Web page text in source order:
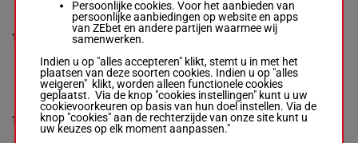
16
TAKENASRED
Slevin J.J.-S R B
(24) 4p (23) 6p 8p
75.5
(24) 4p
17
WELLUKNOW
King Dan.-M A Molloy
R/7 -75.5 kg
R/7 75.5
kg
6h
Persoonlijke cookies. Voor het aanbieden van
persoonlijke aanbiedingen op website en apps
van ZEbet en andere partijen waarmee wij
samenwerken.
Indien u op "alles accepteren" klikt, stemt u in met het
plaatsen van deze soorten cookies. Indien u op "alles
weigeren" klikt, worden alleen functionele cookies
geplaatst. Via de knop "cookies instellingen" kunt u uw
cookievoorkeuren op basis van hun doel instellen. Via de
knop "cookies" aan de rechterzijde van onze site kunt u
uw keuzes op elk moment aanpassen."